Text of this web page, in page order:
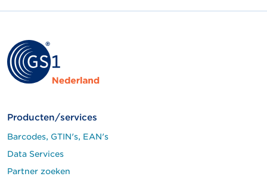
Producten/services
Barcodes, GTIN's, EAN's
Data Services
Partner zoeken